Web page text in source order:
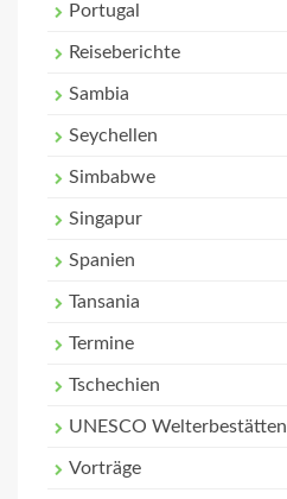
Portugal
Reiseberichte
Sambia
Seychellen
Simbabwe
Singapur
Spanien
Tansania
Termine
Tschechien
UNESCO Welterbestätten
Vorträge